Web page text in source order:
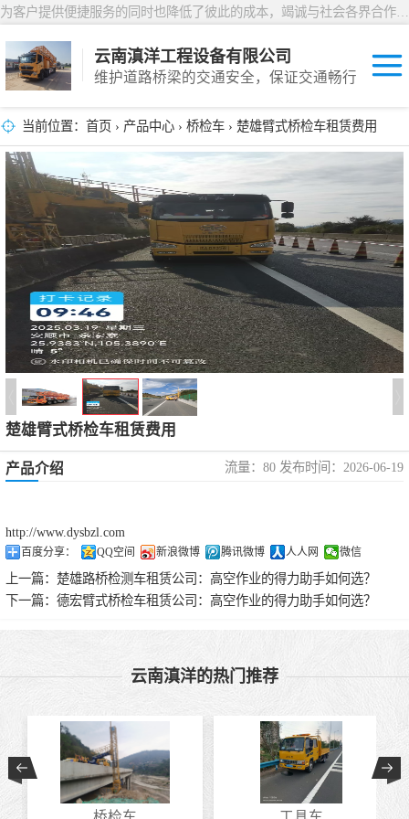
云南滇洋工程设备有限公司
维护道路桥梁的交通安全，保证交通畅行
当前位置： 首页 › 产品中心 › 桥检车 › 楚雄臂式桥检车租赁费用
楚雄臂式桥检车租赁费用
产品介绍 流量：80 发布时间：2026-06-19
http://www.dysbzl.com
百度分享： QQ空间 新浪微博 腾讯微博 人人网 微信
上一篇： 楚雄路桥检测车租赁公司：高空作业的得力助手如何选？
下一篇： 德宏臂式桥检车租赁公司：高空作业的得力助手如何选？
云南滇洋的热门推荐
桥检车
桥梁检测车
防撞车
防撞缓冲车
预警车
工具车